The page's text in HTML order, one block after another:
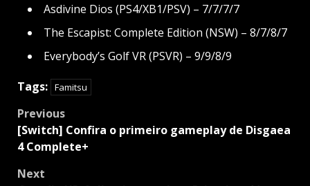
Asdivine Dios (PS4/XB1/PSV) – 7/7/7/7
The Escapist: Complete Edition (NSW) – 8/7/8/7
Everybody’s Golf VR (PSVR) – 9/9/8/9
Tags: Famitsu
Post
navigation
Previous
[Switch] Confira o primeiro gameplay de Disgaea
4 Complete+
Next